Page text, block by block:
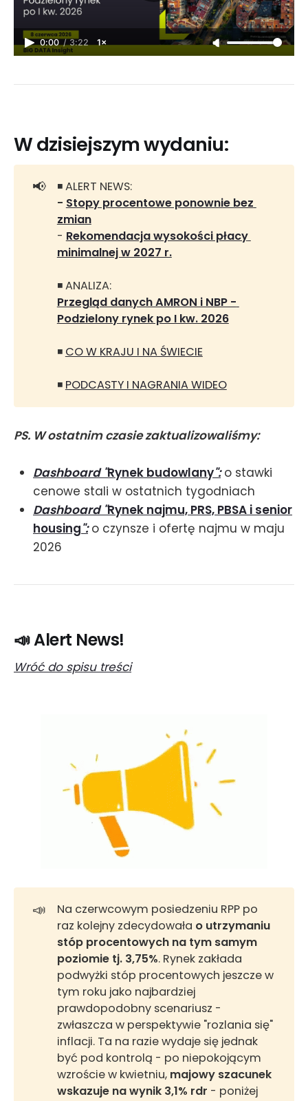
0:00 / 3:22 1×
W dzisiejszym wydaniu:
📢
◾ ALERT NEWS:
- Stopy procentowe ponownie bez
zmian
- Rekomendacja wysokości płacy
minimalnej w 2027 r.
◾ ANALIZA:
Przegląd danych AMRON i NBP -
Podzielony rynek po I kw. 2026
◾ CO W KRAJU I NA ŚWIECIE
◾ PODCASTY I NAGRANIA WIDEO
PS. W ostatnim czasie zaktualizowaliśmy:
Dashboard "Rynek budowlany": o stawki
cenowe stali w ostatnich tygodniach
Dashboard "Rynek najmu, PRS, PBSA i senior
housing": o czynsze i ofertę najmu w maju
2026
📣 Alert News!
Wróć do spisu treści
📣
Na czerwcowym posiedzeniu RPP po
raz kolejny zdecydowała o utrzymaniu
stóp procentowych na tym samym
poziomie tj. 3,75%. Rynek zakłada
podwyżki stóp procentowych jeszcze w
tym roku jako najbardziej
prawdopodobny scenariusz -
zwłaszcza w perspektywie "rozlania się"
inflacji. Ta na razie wydaje się jednak
być pod kontrolą - po niepokojącym
wzroście w kwietniu, majowy szacunek
wskazuje na wynik 3,1% rdr - poniżej